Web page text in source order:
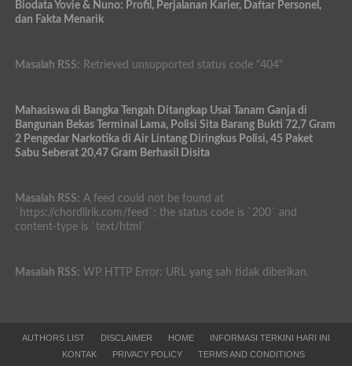
Biodata Yovie & Nuno: Profil, Perjalanan Karier, Daftar Personel,
dan Fakta Menarik
Masalah RSS: Retrieved unsupported status code "404"
Mahasiswa di Bangka Tengah Ditangkap Usai Tanam Ganja di
Bangunan Bekas Terminal Lama, Polisi Sita Barang Bukti 72,7 Gram
2 Pengedar Narkotika di Air Lintang Diringkus Polisi, 45 Paket
Sabu Seberat 20,47 Gram Berhasil Disita
Masalah RSS: A feed could not be found at
`https://chordlirik.com/feed`; the status code is `200` and
content-type is `text/html`
Masalah RSS: WP HTTP Error: URL yang sah tidak diberikan.
AUTHORS LIST DISCLAIMER HOME
INFORMASI TERKINI HARI INI
KONTAK
PRIVACY POLICY TERMS AND CONDITIONS